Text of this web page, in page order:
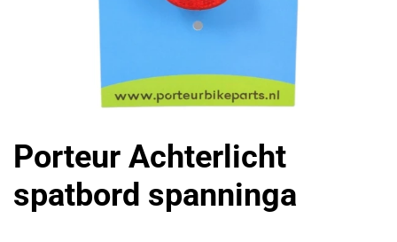
Porteur Achterlicht
spatbord spanninga